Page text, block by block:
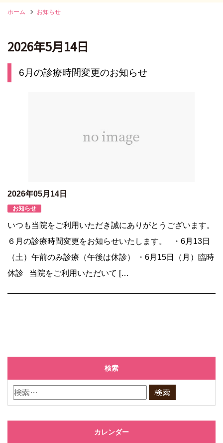
ホーム お知らせ
2026年5月14日
6月の診療時間変更のお知らせ
2026年05月14日
お知らせ
いつも当院をご利用いただき誠にありがとうございます。
６月の診療時間変更をお知らせいたします。 ・6月13日
（土）午前のみ診療（午後は休診） ・6月15日（月）臨時
休診 当院をご利用いただいて […
検索
カレンダー